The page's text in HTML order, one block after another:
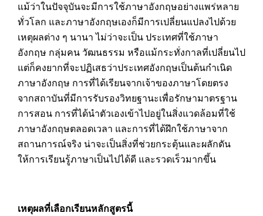
แม้ว่าในปัจจุบันจะมีการใช้ภาษาอังกฤษอย่างแพร่หลาย
ทั่วโลก และภาษาอังกฤษเองก็มีการเปลี่ยนแปลงไปด้วย
เหตุผลต่าง ๆ นานา ไม่ว่าจะเป็น ประเทศที่ใช้ภาษา
อังกฤษ กลุ่มคน วัฒนธรรม หรือแม้กระทั่งกาลที่เปลี่ยนไป
แต่ก็คงยากที่จะปฏิเสธว่าประเทศอังกฤษเป็นต้นกำเนิด
ภาษาอังกฤษ การที่ได้เรียนจากเจ้าของภาษาโดยตรง
จากสถาบันที่มีการรับรองวิทยฐานะเพื่อรักษามาตรฐาน
การสอน การที่ได้นำตัวเองเข้าไปอยู่ในสิ่งแวดล้อมที่ใช้
ภาษาอังกฤษตลอดเวลา และการที่ได้ฝึกใช้ภาษาจาก
สถานการณ์จริง น่าจะเป็นสิ่งที่ช่วยกระตุ้นและผลักดัน
ให้การเรียนรู้ภาษาเป็นไปได้ดี และรวดเร็วมากขึ้น
เหตุผลที่เลือกเรียนหลักสูตรนี้